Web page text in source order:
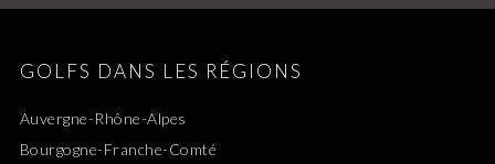
GOLFS DANS LES RÉGIONS
Auvergne-Rhône-Alpes
Bourgogne-Franche-Comté